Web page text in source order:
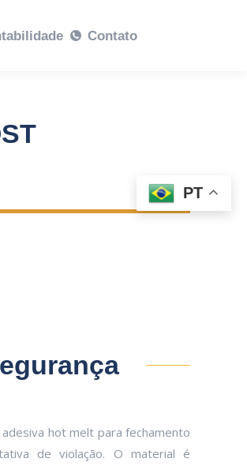
Contato
hot melt para fechamento
de violação. O material é
PT